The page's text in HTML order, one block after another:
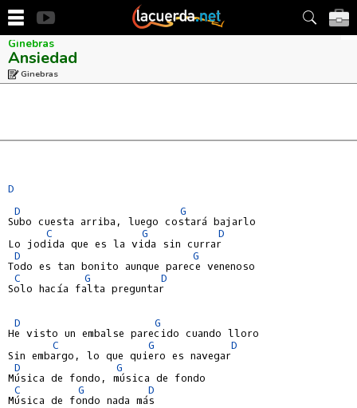
Ginebras
Ansiedad
Ginebras
D
D
G
Subo cuesta arriba, luego costará bajarlo
C
G
D
Lo jodida que es la vida sin currar
D
G
Todo es tan bonito aunque parece venenoso
C
G
D
Solo hacía falta preguntar
D
G
He visto un embalse parecido cuando lloro
C
G
D
Sin embargo, lo que quiero es navegar
D
G
Música de fondo, música de fondo
C
G
D
Música de fondo nada más